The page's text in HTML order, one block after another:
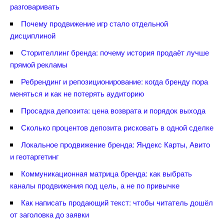
разговаривать
Почему продвижение игр стало отдельной
дисциплиной
Сторителлинг бренда: почему история продаёт лучше
прямой рекламы
Ребрендинг и репозиционирование: когда бренду пора
меняться и как не потерять аудиторию
Просадка депозита: цена возврата и порядок выхода
Сколько процентов депозита рисковать в одной сделке
Локальное продвижение бренда: Яндекс Карты, Авито
и геотаргетин
Коммуникационная матрица бренда: как выбрать
каналы продвижения под цель, а не по привычке
Как написать продающий текст: чтобы читатель дошёл
от заголовка до заявки